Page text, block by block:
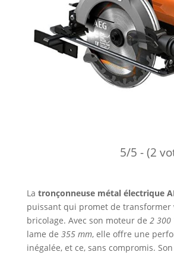
5/5 - (2
La tronçonneuse métal électrique
puissant qui promet de transformer
bricolage. Avec son moteur de 2 300
lame de 355 mm, elle offre une
inégalée, et ce, sans compromis.